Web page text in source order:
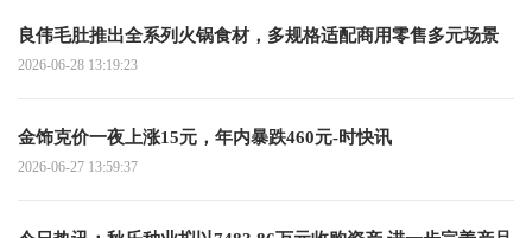
良伟毛肚推出全系列火锅食材，多规格适配商用零售多元场景
2026-06-28 13:19:23
金饰克价一夜上涨15元，年内暴跌460元-时快讯
2026-06-27 13:59:37